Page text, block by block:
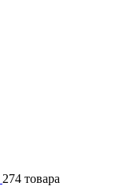
274 товара